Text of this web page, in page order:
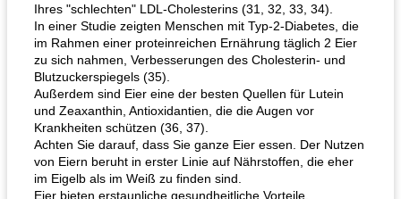
Ihres "schlechten" LDL-Cholesterins (31, 32, 33, 34).
In einer Studie zeigten Menschen mit Typ-2-Diabetes, die
im Rahmen einer proteinreichen Ernährung täglich 2 Eier
zu sich nahmen, Verbesserungen des Cholesterin- und
Blutzuckerspiegels (35).
Außerdem sind Eier eine der besten Quellen für Lutein
und Zeaxanthin, Antioxidantien, die die Augen vor
Krankheiten schützen (36, 37).
Achten Sie darauf, dass Sie ganze Eier essen. Der Nutzen
von Eiern beruht in erster Linie auf Nährstoffen, die eher
im Eigelb als im Weiß zu finden sind.
Eier bieten erstaunliche gesundheitliche Vorteile.